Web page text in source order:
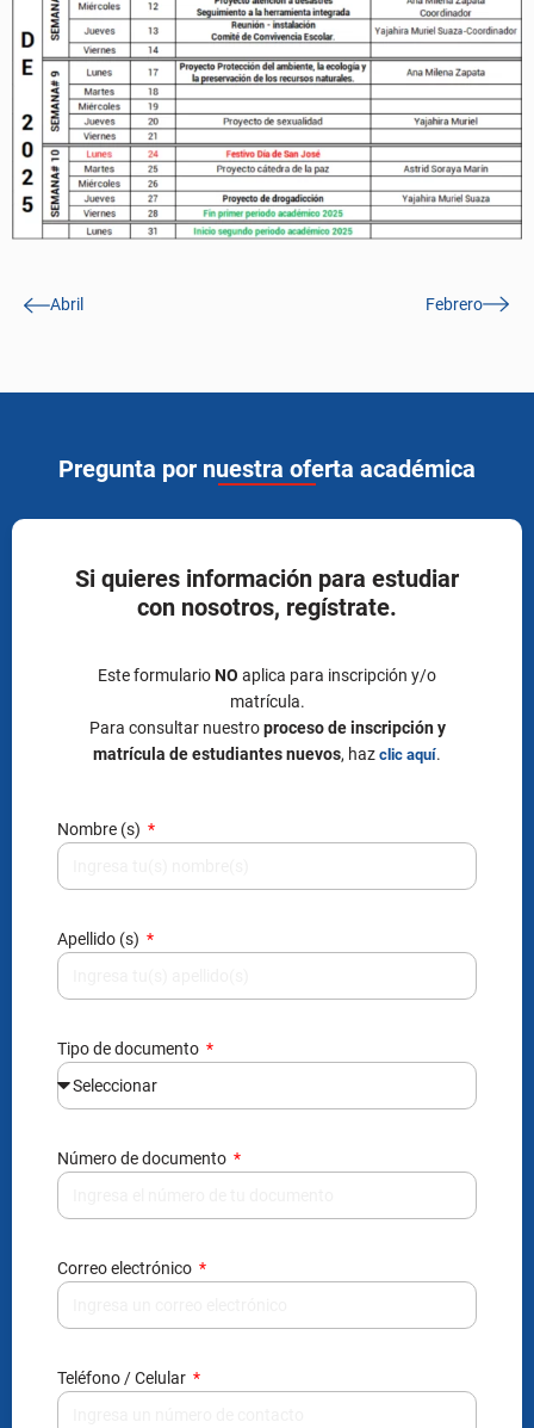
Abril Febrero
Pregunta por nuestra oferta académica
Si quieres información para estudiar
con nosotros, regístrate.
Este formularioNO aplica para inscripción y/o
matrícula.
Para consultar nuestroproceso de inscripción y
matrícula de estudiantes nuevos, haz clic aquí.
Nombre (s)
Apellido (s)
Tipo de documento
Número de documento
Correo electrónico
Teléfono / Celular